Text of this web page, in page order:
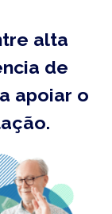
alta
de
apoiar o